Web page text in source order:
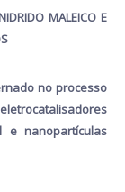
MALEICO E
no processo
e nanopartículas